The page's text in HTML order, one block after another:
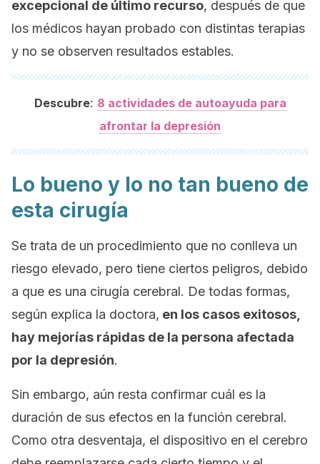
excepcional de último recurso, después de que
los médicos hayan probado con distintas terapias
y no se observen resultados estables.
Descubre: 8 actividades de autoayuda para
afrontar la depresión
Lo bueno y lo no tan bueno de
esta cirugía
Se trata de un procedimiento que no conlleva un
riesgo elevado, pero tiene ciertos peligros, debido
a que es una cirugía cerebral. De todas formas,
según explica la doctora, en los casos exitosos,
hay mejorías rápidas de la persona afectada
por la depresión.
Sin embargo, aún resta confirmar cuál es la
duración de sus efectos en la función cerebral.
Como otra desventaja, el dispositivo en el cerebro